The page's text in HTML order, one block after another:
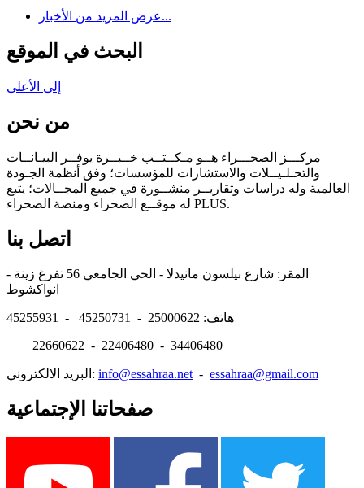
عرض المزيد من الأخبار...
البحث في الموقع
إلى الأعلى
من نحن
مركـــز الصحـــراء هــو مـكــتــب خــبــرة يوفــر البيـانــات
والتحـلـيــلات والاستشارات للمؤسسات؛ وفق أنظمة الجـودة
العالمية وله دراسات وتقاريــر منشــورة في جميع المجــالات؛ يتبع
له موقــع الصحراء ومنصة الصحراء PLUS.
اتصل بنا
المقر: شارع نيلسون مانيدلا - الحي الجامعي 56 تفرغ زينة -
هاتف: 25000622 - 45250731 - 45255931
22660622 - 22406480 - 34406480
البريد الالكتروني: info@essahraa.net- essahraa@gmail.com
صفحاتنا الإجتماعية